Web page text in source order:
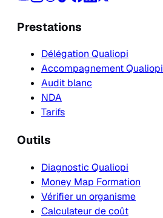
Prestations
Délégation Qualiopi
Accompagnement Qualiopi
Audit blanc
NDA
Tarifs
Outils
Diagnostic Qualiopi
Money Map Formation
Vérifier un organisme
Calculateur de coût